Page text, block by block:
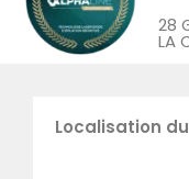
28
LA
Localisation